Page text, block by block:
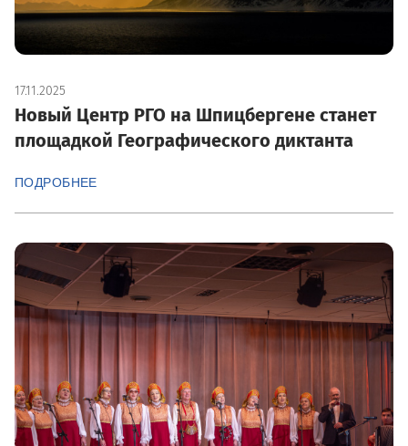
17.11.2025
Новый Центр РГО на Шпицбергене станет
площадкой Географического диктанта
ПОДРОБНЕЕ